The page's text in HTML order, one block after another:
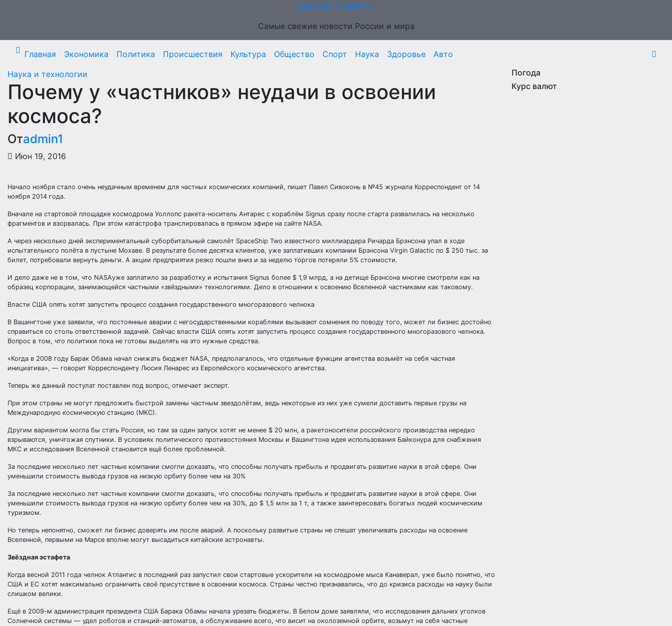
СВЕЖИЕ НОВОСТИ
Самые свежие новости России и мира
Главная Экономика Политика Происшествия Культура Общество Спорт Наука Здоровье
Авто
Наука и технологии
Почему у «частников» неудачи в освоении
космоса?
Отadmin1
Июн 19, 2016
Начало ноября стало очень неудачным временем для частных космических компаний, пишет Павел Сивоконь в №45 журнала Корреспондент от 14
ноября 2014 года.
Вначале на стартовой площадке космодрома Уоллопс ракета-носитель Антарес с кораблём Signus сразу после старта развалилась на несколько
фрагментов и взорвалась. При этом катастрофа транслировалась в прямом эфире на сайте NASA.
А через несколько дней экспериментальный суборбитальный самолёт SpaceShip Two известного миллиардера Ричарда Брэнсона упал в ходе
испытательного полёта в пустыне Мохаве. В результате более десятка клиентов, уже заплативших компании Брэнсона Virgin Galactic по $ 250 тыс. за
билет, потребовали вернуть деньги. А акции предприятия резко пошли вниз и за неделю торгов потеряли 5% стоимости.
И дело даже не в том, что NASAуже заплатило за разработку и испытания Signus более $ 1,9 млрд, а на детище Брэнсона многие смотрели как на
образец корпорации, занимающейся частными «звёздными» технологиями. Дело в отношении к освоению Вселенной частниками как таковому.
Власти США опять хотят запустить процесс создания государственного многоразового челнока
В Вашингтоне уже заявили, что постоянные аварии с негосударственными кораблями вызывают сомнения по поводу того, может ли бизнес достойно
справиться со столь ответственной задачей. Сейчас власти США опять хотят запустить процесс создания государственного многоразового челнока.
Вопрос в том, что политики пока не готовы выделять на это нужные средства.
«Когда в 2008 году Барак Обама начал снижать бюджет NASA, предполагалось, что отдельные функции агентства возьмёт на себя частная
инициатива», — говорит Корреспонденту Люсия Ленарес из Европейского космического агентства.
Теперь же данный постулат поставлен под вопрос, отмечает эксперт.
При этом страны не могут предложить быстрой замены частным звездолётам, ведь некоторые из них уже сумели доставить первые грузы на
Международную космическую станцию (МКС).
Другим вариантом могла бы стать Россия, но там за один запуск хотят не менее $ 20 млн, а ракетоносители российского производства нередко
взрываются, уничтожая спутники. В условиях политического противостояния Москвы и Вашингтона идея использования Байконура для снабжения
МКС и исследования Вселенной становится ещё более проблемной.
За последние несколько лет частные компании смогли доказать, что способны получать прибыль и продвигать развитие науки в этой сфере. Они
уменьшили стоимость вывода грузов на низкую орбиту более чем на 30%
За последние несколько лет частные компании смогли доказать, что способны получать прибыль и продвигать развитие науки в этой сфере. Они
уменьшили стоимость вывода грузов на низкую орбиту более чем на 30%, до $ 1,5 млн за 1 т, а также заинтересовать богатых людей космическим
туризмом.
Но теперь непонятно, сможет ли бизнес доверять им после аварий. А поскольку развитые страны не спешат увеличивать расходы на освоение
Вселенной, первыми на Марсе вполне могут высадиться китайские астронавты.
Звёздная эстафета
Когда весной 2011 года челнок Атлантис в последний раз запустил свои стартовые ускорители на космодроме мыса Канаверал, уже было понятно, что
США и ЕС хотят максимально ограничить своё присутствие в освоении космоса. Страны честно признавались, что до кризиса расходы на науку были
слишком велики.
Ещё в 2009-м администрация президента США Барака Обамы начала урезать бюджеты. В Белом доме заявляли, что исследования дальних уголков
Солнечной системы — удел роботов и станций-автоматов, а обслуживание всего, что висит на околоземной орбите, возьмут на себя частные
Погода
Курс валют